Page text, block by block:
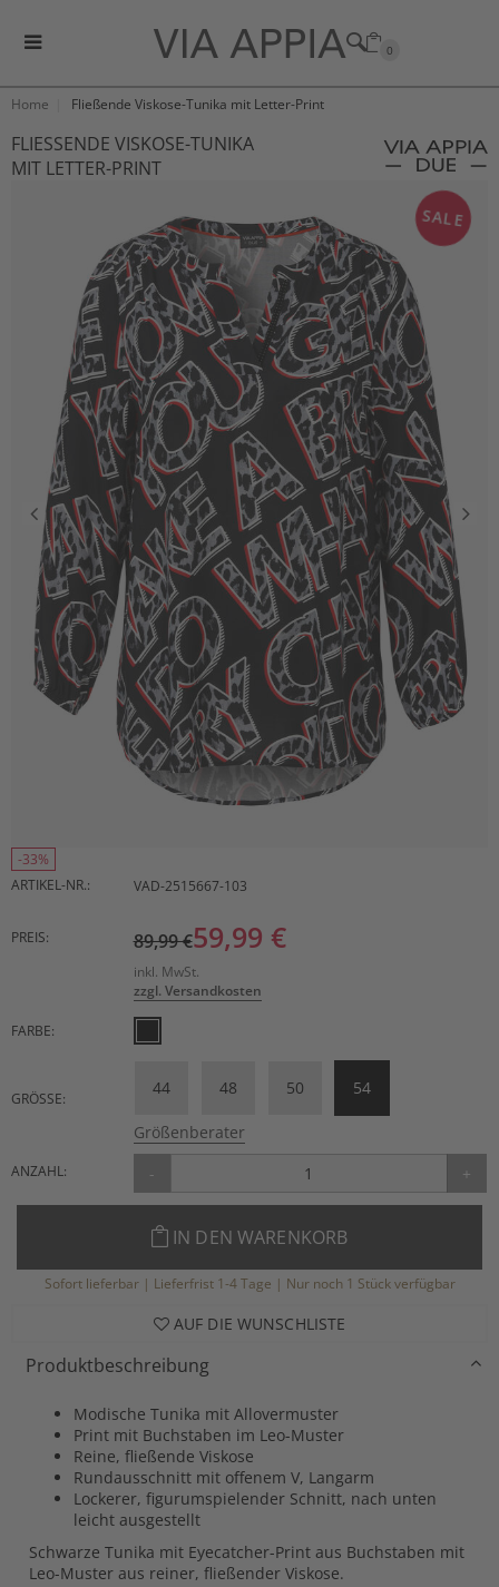
0
Home Fließende Viskose-Tunika mit Letter-Print
FLIESSENDE VISKOSE-TUNIKA M
IT LETTER-PRINT
SALE
-33%
ARTIKEL-NR.:
VAD-2515667-103
PREIS: 89,99 €59,99 €
inkl. MwSt.
zzgl. Versandkosten
FARBE:
GRÖSSE:
44 48 50 54
Größenberater
ANZAHL: - +
IN DEN WARENKORB
Sofort lieferbar | Lieferfrist 1-4 Tage | Nur noch 1 Stück verfügbar
AUF DIE WUNSCHLISTE
Produktbeschreibung
Modische Tunika mit Allovermuster
Print mit Buchstaben im Leo-Muster
Reine, fließende Viskose
Rundausschnitt mit offenem V, Langarm
Lockerer, figurumspielender Schnitt, nach unten
leicht ausgestellt
Schwarze Tunika mit Eyecatcher-Print aus Buchstaben mit
Leo-Muster aus reiner, fließender Viskose.